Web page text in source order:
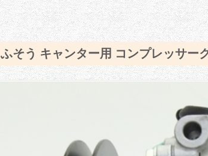
ふそう キャンター用 コンプレッサー